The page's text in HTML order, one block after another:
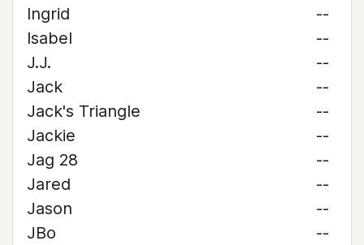
Ingrid
--
Isabel
--
J.J.
--
Jack
--
Jack's Triangle
--
Jackie
--
Jag 28
--
Jared
--
Jason
--
JBo
--